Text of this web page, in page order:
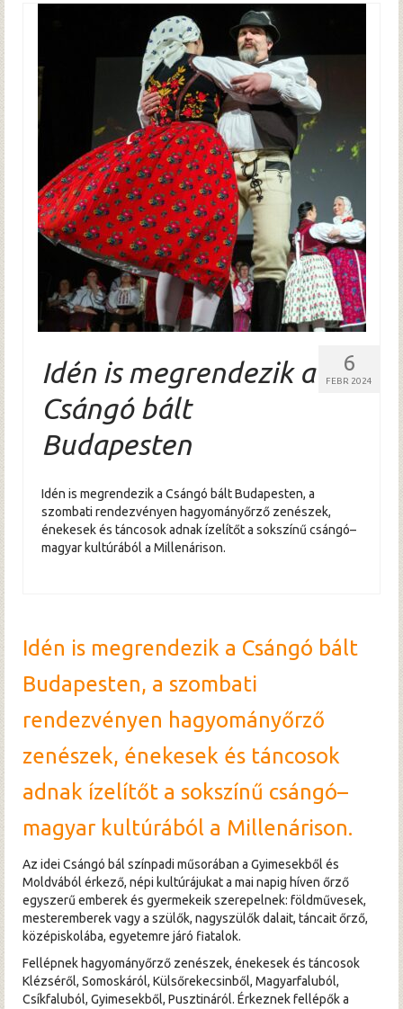
6
FEBR 2024
Idén is megrendezik a
Csángó bált
Budapesten
Idén is megrendezik a Csángó bált Budapesten, a
szombati rendezvényen hagyományőrző zenészek,
énekesek és táncosok adnak ízelítőt a sokszínű csángó–
magyar kultúrából a Millenárison.
Idén is megrendezik a Csángó bált
Budapesten, a szombati
rendezvényen hagyományőrző
zenészek, énekesek és táncosok
adnak ízelítőt a sokszínű csángó–
magyar kultúrából a Millenárison.
Az idei Csángó bál színpadi műsorában a Gyimesekből és
Moldvából érkező, népi kultúrájukat a mai napig híven őrző
egyszerű emberek és gyermekeik szerepelnek: földművesek,
mesteremberek vagy a szülők, nagyszülők dalait, táncait őrző,
középiskolába, egyetemre járó fiatalok.
Fellépnek hagyományőrző zenészek, énekesek és táncosok
Klézséről, Somoskáról, Külsőrekecsinből, Magyarfaluból,
Csíkfaluból, Gyimesekből, Pusztináról. Érkeznek fellépők a